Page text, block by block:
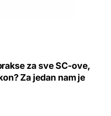
za sve SC-ove,
Za jedan nam je